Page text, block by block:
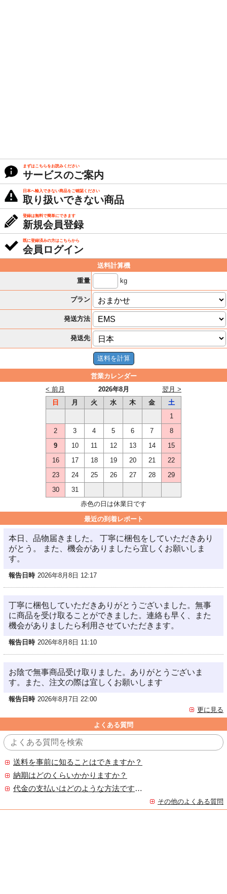
まずはこちらをお読みください
サービスのご案内
日本へ輸入できない商品をご確認ください
取り扱いできない商品
登録は無料で簡単にできます
新規会員登録
既に登録済みの方はこちらから
会員ログイン
送料計算機
重量
kg
プラン
発送方法
発送先
営業カレンダー
2026年8月
< 前月
翌月 >
日
月 火 水 木 金
土
1
2
3 4 5 6 7
8
9
10 11 12 13 14
15
16
17 18 19 20 21
22
23
24 25 26 27 28
29
30
31
赤色の日は休業日です
最近の到着レポート
本日、品物届きました。 丁寧に梱包をしていただきあり
がとう。 また、機会がありましたら宜しくお願いしま
す。
報告日時 2026年8月8日 12:17
丁寧に梱包していただきありがとうございました。無事
に商品を受け取ることができました。連絡も早く、また
機会がありましたら利用させていただきます。
報告日時 2026年8月8日 11:10
お陰で無事商品受け取りました。ありがとうございま
す。また、注文の際は宜しくお願いします
報告日時 2026年8月7日 22:00
更に見る
よくある質問
送料を事前に知ることはできますか？
納期はどのくらいかかりますか？
代金の支払いはどのような方法ですか？
その他のよくある質問